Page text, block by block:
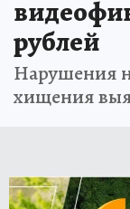
рублей
Нарушения
хищения